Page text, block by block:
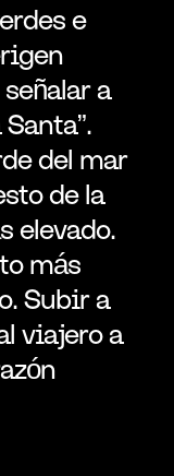
e
a
del mar
de la
elevado.
más
Subir a
viajero a